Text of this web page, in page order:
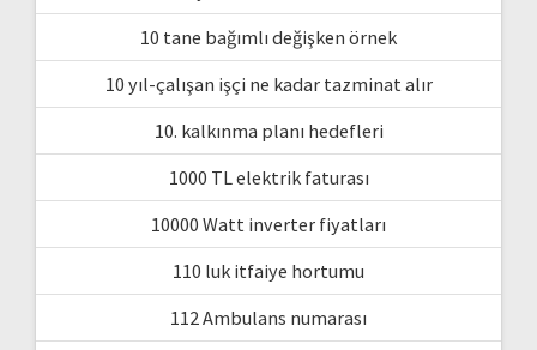
10 tane bağımlı değişken örnek
10 yıl-çalışan işçi ne kadar tazminat alır
10. kalkınma planı hedefleri
1000 TL elektrik faturası
10000 Watt inverter fiyatları
110 luk itfaiye hortumu
112 Ambulans numarası